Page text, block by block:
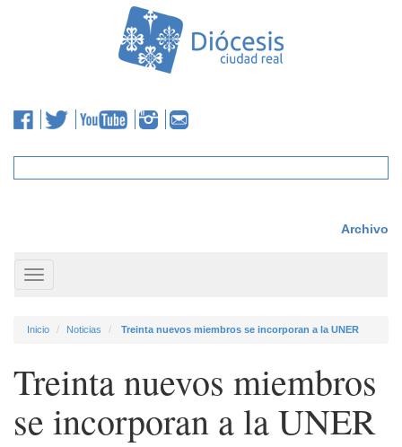
Archivo
Toggle
navigation
Inicio Noticias Treinta nuevos miembros se incorporan a la UNER
Treinta nuevos miembros
se incorporan a la UNER